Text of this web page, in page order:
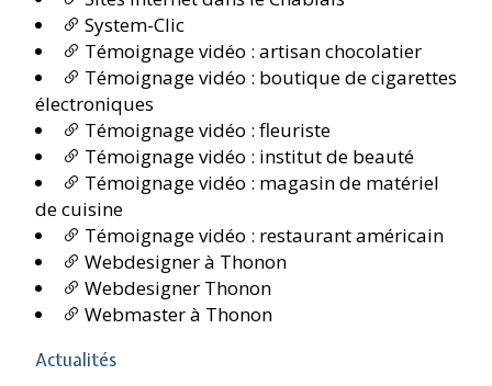
System-Clic
Témoignage vidéo : artisan chocolatier
Témoignage vidéo : boutique de cigarettes
électroniques
Témoignage vidéo : fleuriste
Témoignage vidéo : institut de beauté
Témoignage vidéo : magasin de matériel
de cuisine
Témoignage vidéo : restaurant américain
Webdesigner à Thonon
Webdesigner Thonon
Webmaster à Thonon
Actualités